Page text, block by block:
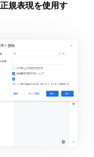
規表現を使用す